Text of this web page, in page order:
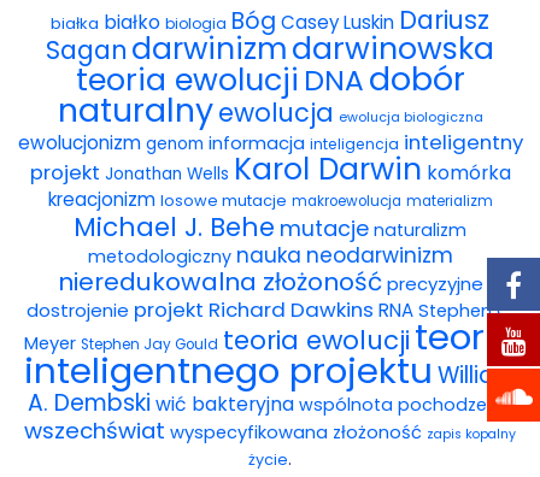
Dla autorów
Darmowy ebook
Księgarnia
FAQ
Spis tekstów
Filmy
Konferencje, webinaria i debaty
Wywiady i wykłady
białka białko biologia Bóg Casey Luskin Dariusz
Sagan darwinizmdarwinowska
teoria ewolucji DNAdobór
naturalnyewolucja ewolucja biologiczna
ewolucjonizm genom informacja inteligencja inteligentny
projekt Jonathan Wells Karol Darwin komórka
kreacjonizm losowe mutacje makroewolucja materializm
Michael J. Behe mutacje naturalizm
metodologiczny nauka neodarwinizm
nieredukowalna złożoność precyzyjne
dostrojenie projekt Richard Dawkins RNA Stephen C.
Meyer Stephen Jay Gould teoria ewolucji teoria
inteligentnego projektu William
A. Dembski wić bakteryjna wspólnota pochodzenia
wszechświat wyspecyfikowana złożoność zapis kopalny
życie.